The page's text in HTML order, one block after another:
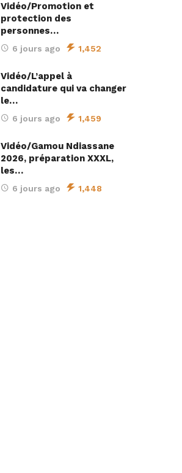
Vidéo/Promotion et
protection des
personnes…
6 jours ago 1,452
Vidéo/L’appel à
candidature qui va changer
le…
6 jours ago 1,459
Vidéo/Gamou Ndiassane
2026, préparation XXXL,
les…
6 jours ago 1,448